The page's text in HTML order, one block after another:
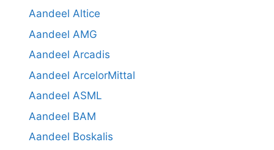
Aandeel Altice
Aandeel AMG
Aandeel Arcadis
Aandeel ArcelorMittal
Aandeel ASML
Aandeel BAM
Aandeel Boskalis